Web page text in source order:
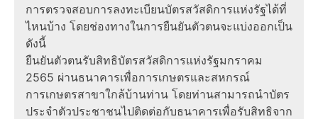
การตรวจสอบการลงทะเบียนบัตรสวัสดิการแห่งรัฐได้ที่
ไหนบ้าง โดยช่องทางในการยืนยันตัวตนจะแบ่งออกเป็น
ดังนี้
ยืนยันตัวตนรับสิทธิบัตรสวัสดิการแห่งรัฐมกราคม
2565 ผ่านธนาคารเพื่อการเกษตรและสหกรณ์
การเกษตรสาขาใกล้บ้านท่าน โดยท่านสามารถนำบัตร
ประจำตัวประชาชนไปติดต่อกับธนาคารเพื่อรับสิทธิจาก